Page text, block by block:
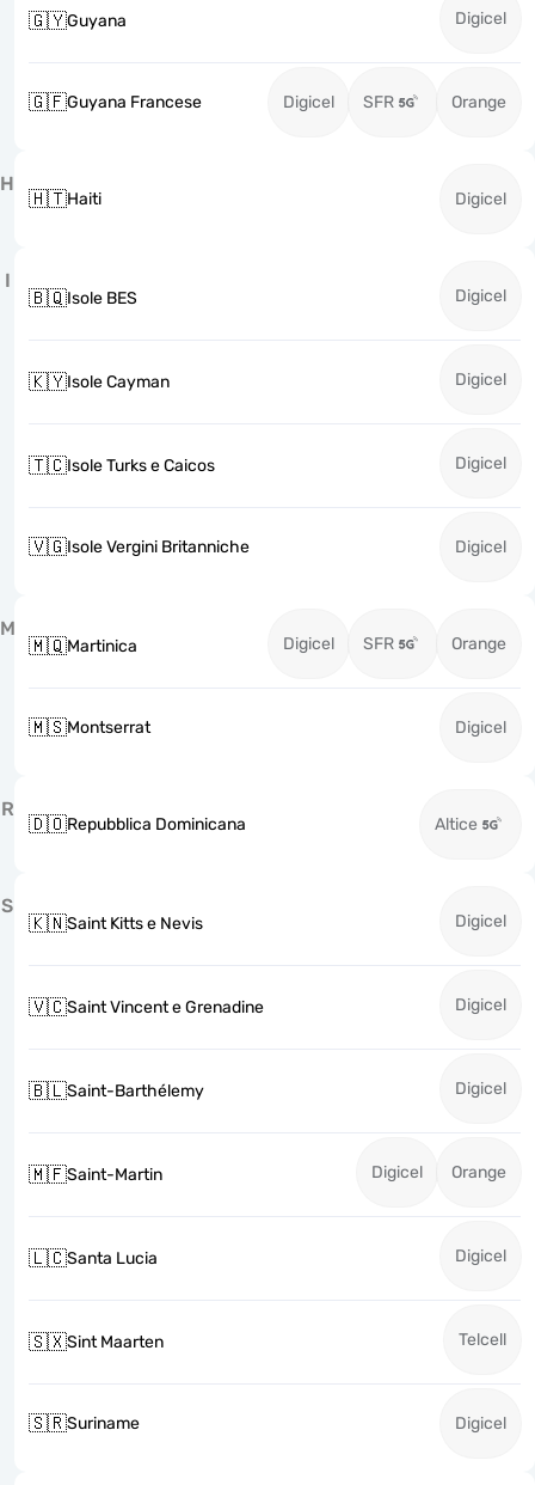
🇬🇾Guyana Digicel
🇬🇫Guyana Francese Digicel SFR Orange
H
🇭🇹Haiti Digicel
I
🇧🇶Isole BES Digicel
🇰🇾Isole Cayman Digicel
🇹🇨Isole Turks e Caicos Digicel
🇻🇬Isole Vergini Britanniche Digicel
M
🇲🇶Martinica Digicel SFR Orange
🇲🇸Montserrat Digicel
R
🇩🇴Repubblica Dominicana Altice
S
🇰🇳Saint Kitts e Nevis Digicel
🇻🇨Saint Vincent e Grenadine Digicel
🇧🇱Saint-Barthélemy Digicel
🇲🇫Saint-Martin Digicel Orange
🇱🇨Santa Lucia Digicel
🇸🇽Sint Maarten Telcell
🇸🇷Suriname Digicel